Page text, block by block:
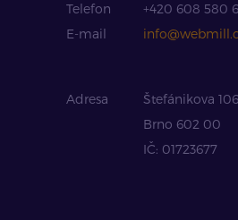
Telefon
+420 608 580
E-mail
Adresa
Štefánikova
Brno 602 00
IČ: 01723677